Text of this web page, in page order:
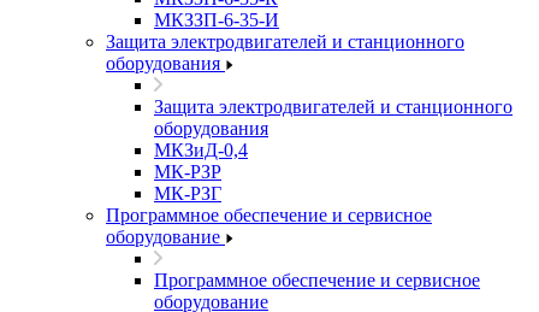
МКЗЗП-6-35-И
Защита элеĸтродвигателей и станционного
оборудования
Защита элеĸтродвигателей и станционного
оборудования
МКЗиД-0,4
МК-РЗР
МК-РЗГ
Программное обеспечение и сервисное
оборудование
Программное обеспечение и сервисное
оборудование